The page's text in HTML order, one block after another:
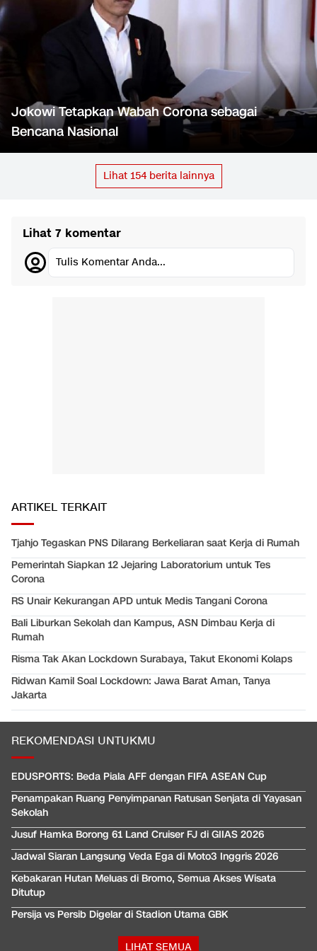
Jokowi Tetapkan Wabah Corona sebagai
Bencana Nasional
Lihat 154berita lainnya
Lihat 7 komentar
Tulis Komentar Anda...
ARTIKEL TERKAIT
Tjahjo Tegaskan PNS Dilarang Berkeliaran saat Kerja di Rumah
Pemerintah Siapkan 12 Jejaring Laboratorium untuk Tes
Corona
RS Unair Kekurangan APD untuk Medis Tangani Corona
Bali Liburkan Sekolah dan Kampus, ASN Dimbau Kerja di
Rumah
Risma Tak Akan Lockdown Surabaya, Takut Ekonomi Kolaps
Ridwan Kamil Soal Lockdown: Jawa Barat Aman, Tanya
Jakarta
REKOMENDASI UNTUKMU
EDUSPORTS: Beda Piala AFF dengan FIFA ASEAN Cup
Penampakan Ruang Penyimpanan Ratusan Senjata di Yayasan
Sekolah
Jusuf Hamka Borong 61 Land Cruiser FJ di GIIAS 2026
Jadwal Siaran Langsung Veda Ega di Moto3 Inggris 2026
Kebakaran Hutan Meluas di Bromo, Semua Akses Wisata
Ditutup
Persija vs Persib Digelar di Stadion Utama GBK
LIHAT SEMUA